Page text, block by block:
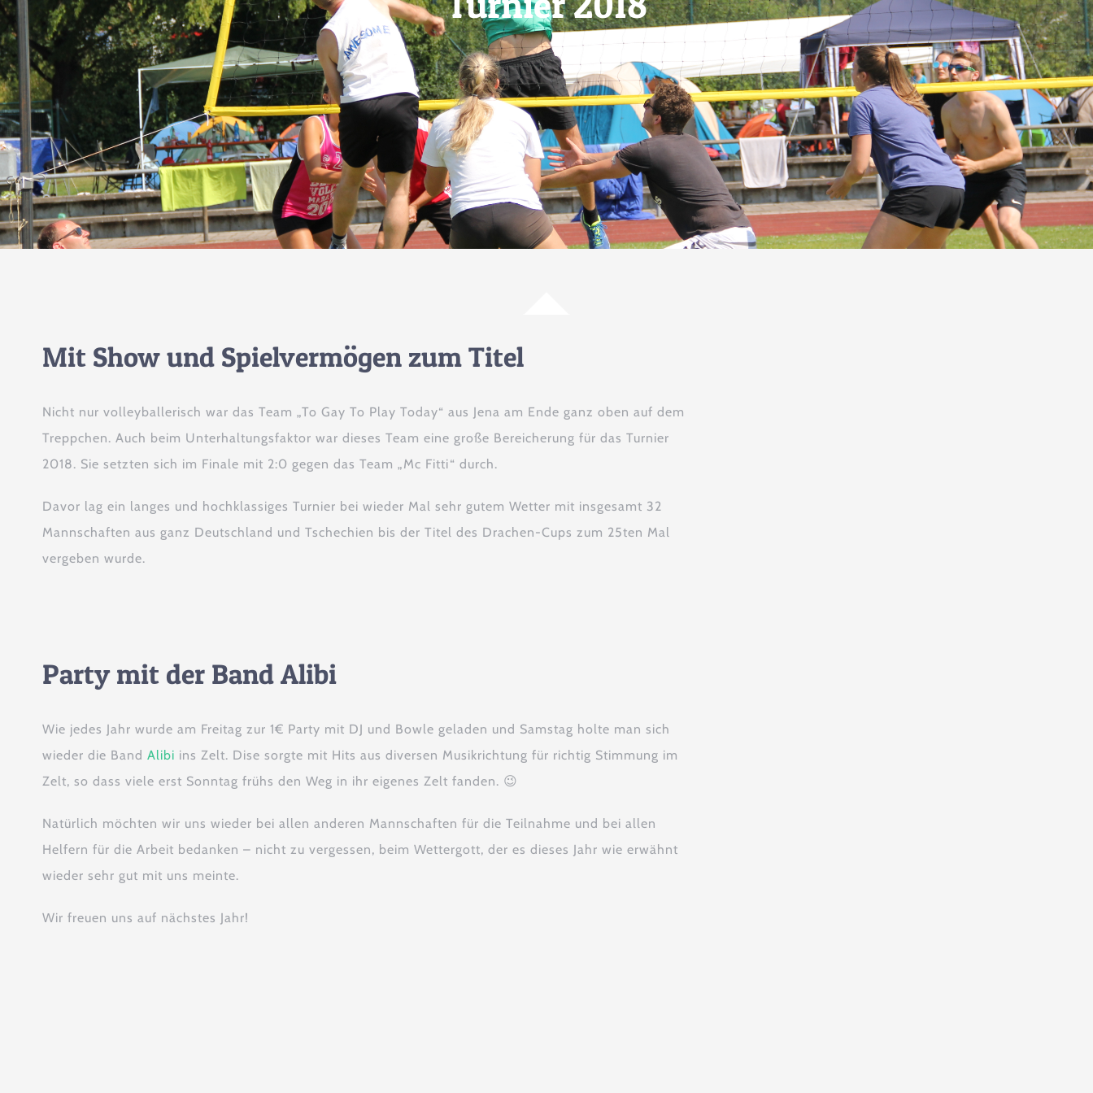
Mit Show und Spielvermögen zum Titel
Nicht nur volleyballerisch war das Team „To Gay To Play Today“ aus Jena am Ende ganz oben auf dem
Treppchen. Auch beim Unterhaltungsfaktor war dieses Team eine große Bereicherung für das Turnier
2018. Sie setzten sich im Finale mit 2:0 gegen das Team „Mc Fitti“ durch.
Davor lag ein langes und hochklassiges Turnier bei wieder Mal sehr gutem Wetter mit insgesamt 32
Mannschaften aus ganz Deutschland und Tschechien bis der Titel des Drachen-Cups zum 25ten Mal
vergeben wurde.
Party mit der Band Alibi
Wie jedes Jahr wurde am Freitag zur 1€ Party mit DJ und Bowle geladen und Samstag holte man sich
wieder die Band Alibi ins Zelt. Dise sorgte mit Hits aus diversen Musikrichtung für richtig Stimmung im
Zelt, so dass viele erst Sonntag frühs den Weg in ihr eigenes Zelt fanden. 😉
Natürlich möchten wir uns wieder bei allen anderen Mannschaften für die Teilnahme und bei allen
Helfern für die Arbeit bedanken – nicht zu vergessen, beim Wettergott, der es dieses Jahr wie erwähnt
wieder sehr gut mit uns meinte.
Wir freuen uns auf nächstes Jahr!